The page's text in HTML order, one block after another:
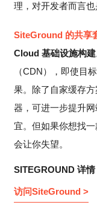
理，对开发者而言也
SiteGround 的共享
Cloud 基础设施构建
（CDN），即使目
果。除了自家缓存
器，可进一步提升
宜。但如果你想找
会让你失望。
SITEGROUND 详情
访问SiteGround >